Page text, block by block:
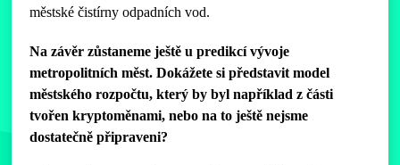
městské čistírny odpadních vod.
Na závěr zůstaneme ještě u predikcí vývoje
metropolitních měst. Dokážete si představit model
městského rozpočtu, který by byl například z části
tvořen kryptoměnami, nebo na to ještě nejsme
dostatečně připraveni?